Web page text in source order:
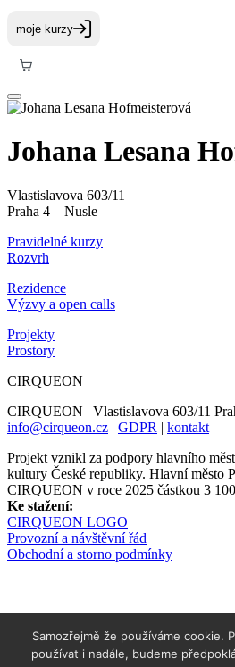
Johana Lesana
Vlastislavova 603/11
Praha 4 – Nusle
Pravidelné kurzy
Rozvrh
Rezidence
Výzvy a open calls
Projekty
Prostory
CIRQUEON
CIRQUEON | Vlastislavova 603/11
info@cirqueon.cz | GDPR | kontakt
Projekt vznikl za podpory hlavního
kultury České republiky. Hlavní město
CIRQUEON v roce 2025 částkou 3
Ke stažení:
CIRQUEON LOGO
Provozní a návštěvní řád
Obchodní a storno podmínky
Newsletter informuje s
Samozřejmě že používáme cookie.
používat i nadále, budeme